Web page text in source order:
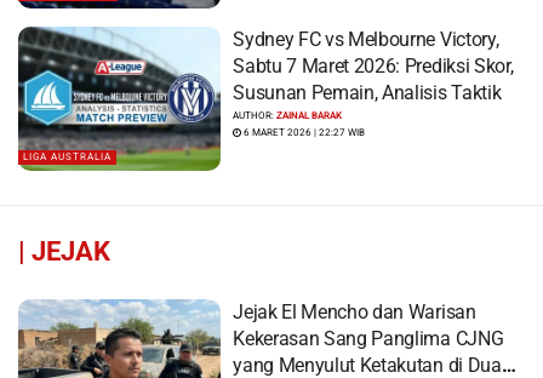
LIGA AUSTRALIA
Sydney FC vs Melbourne Victory,
Sabtu 7 Maret 2026: Prediksi Skor,
Susunan Pemain, Analisis Taktik
AUTHOR:ZAINAL BARAK
6 MARET 2026 | 22:27 WIB
| JEJAK
Jejak El Mencho dan Warisan
Kekerasan Sang Panglima CJNG
yang Menyulut Ketakutan di Dua